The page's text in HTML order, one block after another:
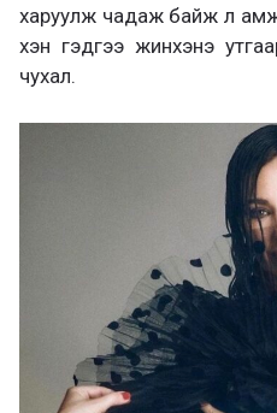
харуулж чадаж байж л
хэн гэдгээ жинхэнэ
чухал.